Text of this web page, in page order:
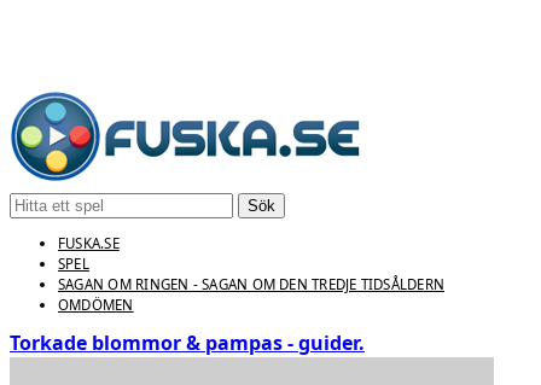
Sök
FUSKA.SE
SPEL
SAGAN OM RINGEN - SAGAN OM DEN TREDJE TIDSÅLDERN
OMDÖMEN
Torkade blommor & pampas - guider.